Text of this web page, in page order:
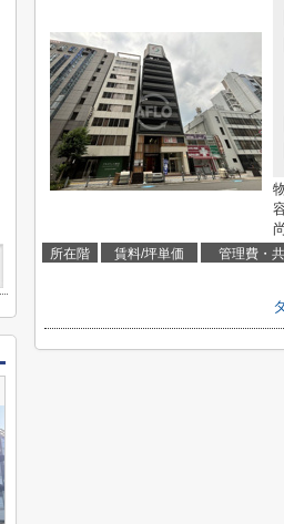
所在階 賃料/坪単価 管理費・